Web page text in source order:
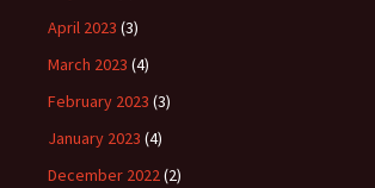
April 2023 (3)
March 2023 (4)
February 2023 (3)
January 2023 (4)
December 2022(2)